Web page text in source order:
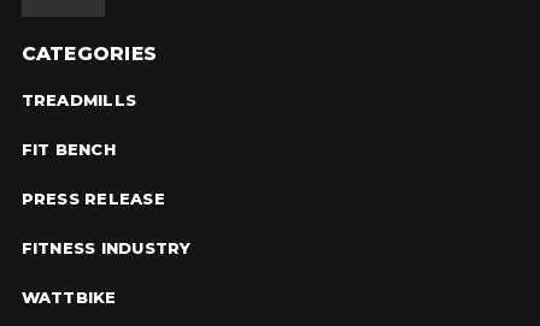
CATEGORIES
TREADMILLS
FIT BENCH
PRESS RELEASE
FITNESS INDUSTRY
WATTBIKE